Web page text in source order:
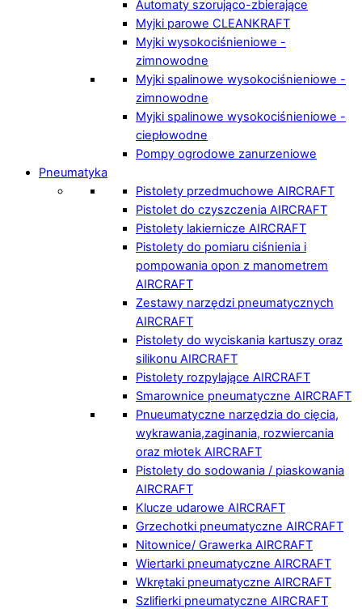
Automaty szorująco-zbierające
Myjki parowe CLEANKRAFT
Myjki wysokociśnieniowe -
zimnowodne
Myjki spalinowe wysokociśnieniowe -
zimnowodne
Myjki spalinowe wysokociśnieniowe -
ciepłowodne
Pompy ogrodowe zanurzeniowe
Pneumatyka
Pistolety przedmuchowe AIRCRAFT
Pistolet do czyszczenia AIRCRAFT
Pistolety lakiernicze AIRCRAFT
Pistolety do pomiaru ciśnienia i
pompowania opon z manometrem
AIRCRAFT
Zestawy narzędzi pneumatycznych
AIRCRAFT
Pistolety do wyciskania kartuszy oraz
silikonu AIRCRAFT
Pistolety rozpylające AIRCRAFT
Smarownice pneumatyczne AIRCRAFT
Pnueumatyczne narzędzia do cięcia,
wykrawania,zaginania, rozwiercania
oraz młotek AIRCRAFT
Pistolety do sodowania / piaskowania
AIRCRAFT
Klucze udarowe AIRCRAFT
Grzechotki pneumatyczne AIRCRAFT
Nitownice/ Grawerka AIRCRAFT
Wiertarki pneumatyczne AIRCRAFT
Wkrętaki pneumatyczne AIRCRAFT
Szlifierki pneumatyczne AIRCRAFT